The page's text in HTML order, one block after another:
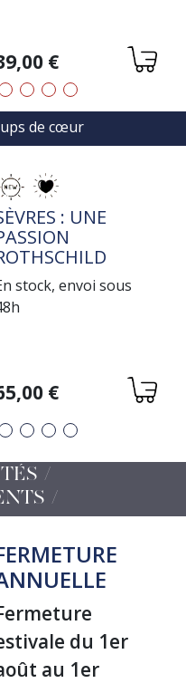
€
de cœur
: UNE
stock, envoi sous
€
/
du 1er
au 1er